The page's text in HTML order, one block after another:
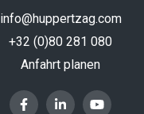
info@huppertzag.com
+32 (0)80 281 080
Anfahrt planen